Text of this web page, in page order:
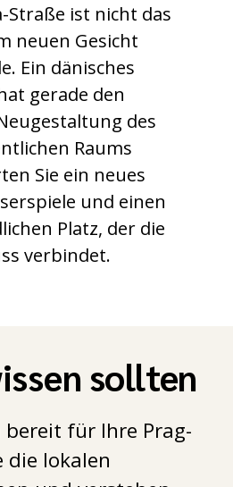
Straße ist nicht das
neuen Gesicht
Ein dänisches
gerade den
des
Raums
Sie ein neues
und einen
Platz, der die
verbindet.
sollten
bereit für Ihre Prag-
die lokalen